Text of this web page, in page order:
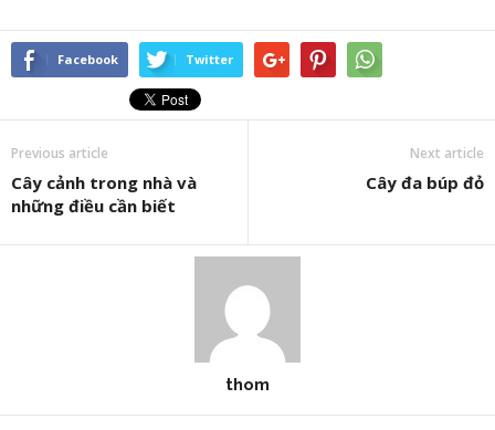
Facebook Twitter
Previous article
Cây cảnh trong nhà và
những điều cần biết
Next article
Cây đa búp đỏ
thom